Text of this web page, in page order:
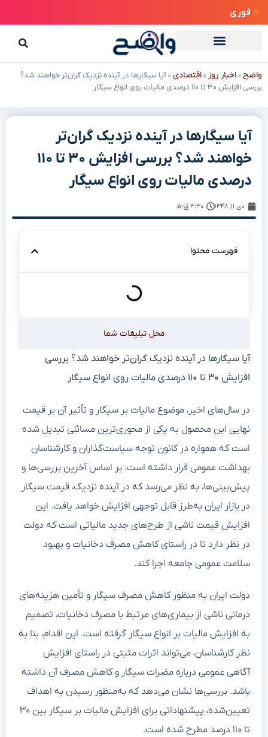
فوری
واضح »اخبار روز »اقتصادی »آیا سیگارها در آینده نزدیک گران‌تر خواهند شد؟
بررسی افزایش ۳۰ تا ۱۱۰ درصدی مالیات روی انواع سیگار
آیا سیگارها در آینده نزدیک گران‌تر
خواهند شد؟ بررسی افزایش ۳۰ تا ۱۱۰
درصدی مالیات روی انواع سیگار
دی ۱۱, ۱۳۴۸ ۳:۳۰ ق٫ظ
فهرست محتوا
محل تبلیغات شما
آیا سیگارها در آینده نزدیک گران‌تر خواهند شد؟ بررسی
افزایش ۳۰ تا ۱۱۰ درصدی مالیات روی انواع سیگار
در سال‌های اخیر، موضوع مالیات بر سیگار و تأثیر آن بر قیمت
نهایی این محصول به یکی از محوری‌ترین مسائلی تبدیل شده
است که همواره در کانون توجه سیاست‌گذاران و کارشناسان
بهداشت عمومی قرار داشته است. بر اساس آخرین بررسی‌ها و
پیش‌بینی‌ها، به نظر می‌رسد که در آینده نزدیک، قیمت سیگار
در بازار ایران به‌طرز قابل توجهی افزایش خواهد یافت. این
افزایش قیمت ناشی از طرح‌های جدید مالیاتی است که دولت
در نظر دارد تا در راستای کاهش مصرف دخانیات و بهبود
سلامت عمومی جامعه اجرا کند.
دولت ایران به منظور کاهش مصرف سیگار و تأمین هزینه‌های
درمانی ناشی از بیماری‌های مرتبط با مصرف دخانیات، تصمیم
به افزایش مالیات بر انواع سیگار گرفته است. این اقدام، بنا به
نظر کارشناسان، می‌تواند اثرات مثبتی در راستای افزایش
آگاهی عمومی درباره مضرات سیگار و کاهش مصرف آن داشته
باشد. بررسی‌ها نشان می‌دهد که به‌منظور رسیدن به اهداف
تعیین‌شده، پیشنهاداتی برای افزایش مالیات بر سیگار بین ۳۰
تا ۱۱۰ درصد مطرح شده است.